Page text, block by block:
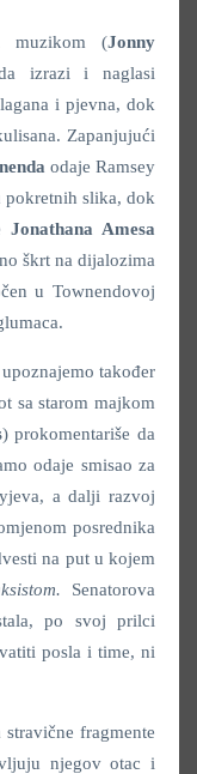
muzikom (Jonny
izrazi i naglasi
i pjevna, dok
Zapanjujući
odaje Ramsey
slika, dok
Jonathana Amesa
škrt na dijalozima
u Townendovoj
također
sa starom majkom
) prokomentariše da
odaje smisao za
a dalji razvoj
posrednika
na put u kojem
Senatorova
po svoj prilci
posla i time, ni
fragmente
njegov otac i